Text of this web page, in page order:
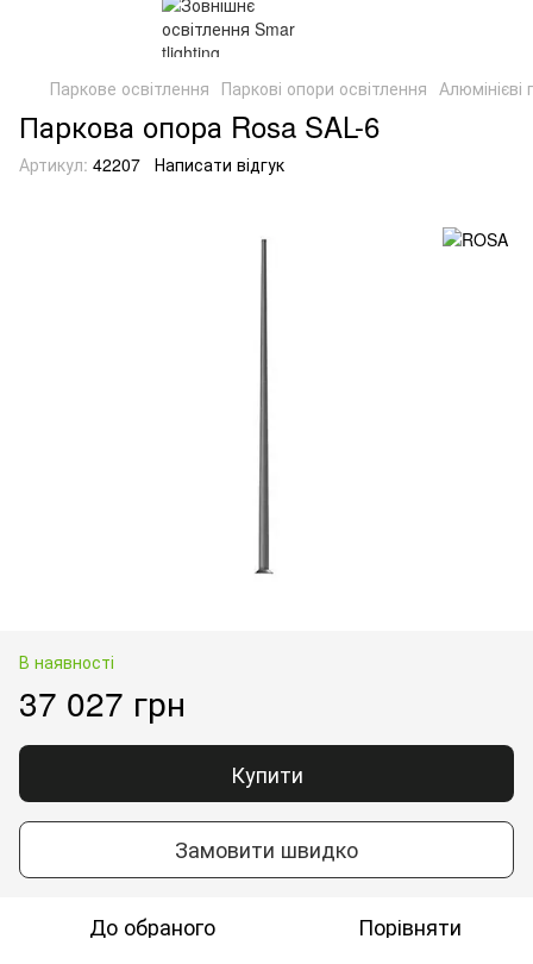
Паркове освітлення Паркові опори освітлення Алюмінієві
Паркова опора Rosa SAL-6
Артикул: 42207 Написати відгук
В наявності
37 027 грн
Купити
Замовити швидко
До обраного Порівняти